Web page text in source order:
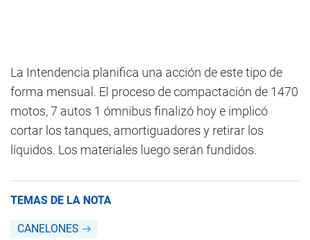
La Intendencia planifica una acción de este tipo de
forma mensual. El proceso de compactación de 1470
motos, 7 autos 1 ómnibus finalizó hoy e implicó
cortar los tanques, amortiguadores y retirar los
líquidos. Los materiales luego serán fundidos.
TEMAS DE LA NOTA
CANELONES